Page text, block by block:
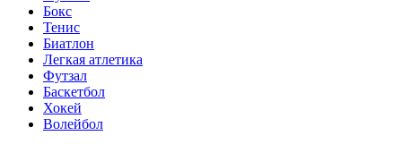
Бокс
Тенис
Биатлон
Легкая атлетика
Футзал
Баскетбол
Хокей
Волейбол